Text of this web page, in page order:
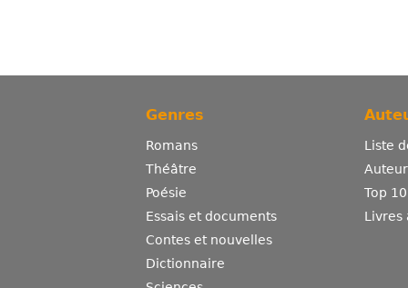
Genres
Romans
Théâtre
Poésie
Essais et documents
Contes et nouvelles
Dictionnaire
Liste
Top
Livres